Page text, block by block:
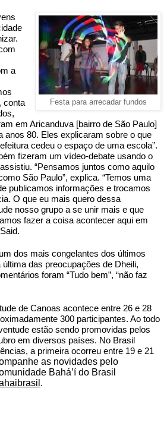
Festa para arrecadar fundos
a
conta
em Aricanduva [bairro de São Paulo]
anos 80. Eles explicaram sobre o que
cedeu o espaço de uma escola”.
fizeram um vídeo-debate usando o
“Pensamos juntos como aquilo
São Paulo”, explica. “Temos uma
publicamos informações e trocamos
O que eu mais quero dessa
nosso grupo a se unir mais e que
fazer a coisa acontecer aqui em
dos mais congelantes dos últimos
das preocupações de Dheili,
foram “Tudo bem”, “não faz
de Canoas acontece entre 26 e 28
300 participantes. Ao todo
estão sendo promovidas pelos
em diversos países. No Brasil
a primeira ocorreu entre 19 e 21
as novidades pelo
Bahá’í do Brasil
.